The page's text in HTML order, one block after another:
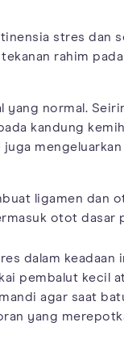
stres dan
rahim
yang normal.
kandung
juga
ligamen dan
otot dasar
dalam keadaan
pembalut kecil
agar saat
yang